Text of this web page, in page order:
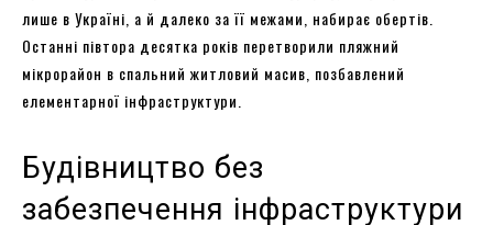
лише в Україні, а й далеко за її межами, набирає обертів.
Останні півтора десятка років перетворили пляжний
мікрорайон в спальний житловий масив, позбавлений
елементарної інфраструктури.
Будівництво без
забезпечення інфраструктури